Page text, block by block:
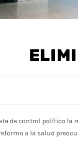
de control político la
a la salud